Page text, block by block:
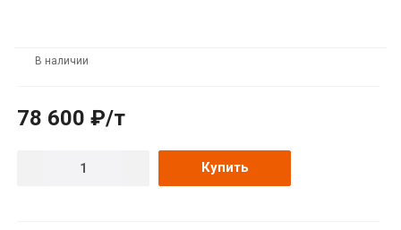
В наличии
78 600 ₽/т
Купить